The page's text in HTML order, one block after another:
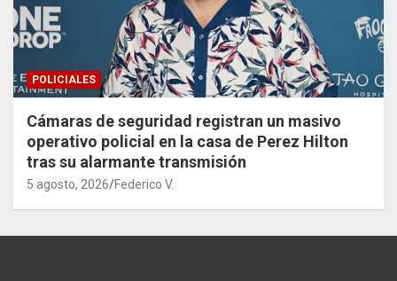
POLICIALES
Cámaras de seguridad registran un masivo
operativo policial en la casa de Perez Hilton
tras su alarmante transmisión
5 agosto, 2026 Federico V.